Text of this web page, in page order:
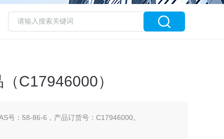
C17946000）
号：58-86-6，产品订货号：C17946000。